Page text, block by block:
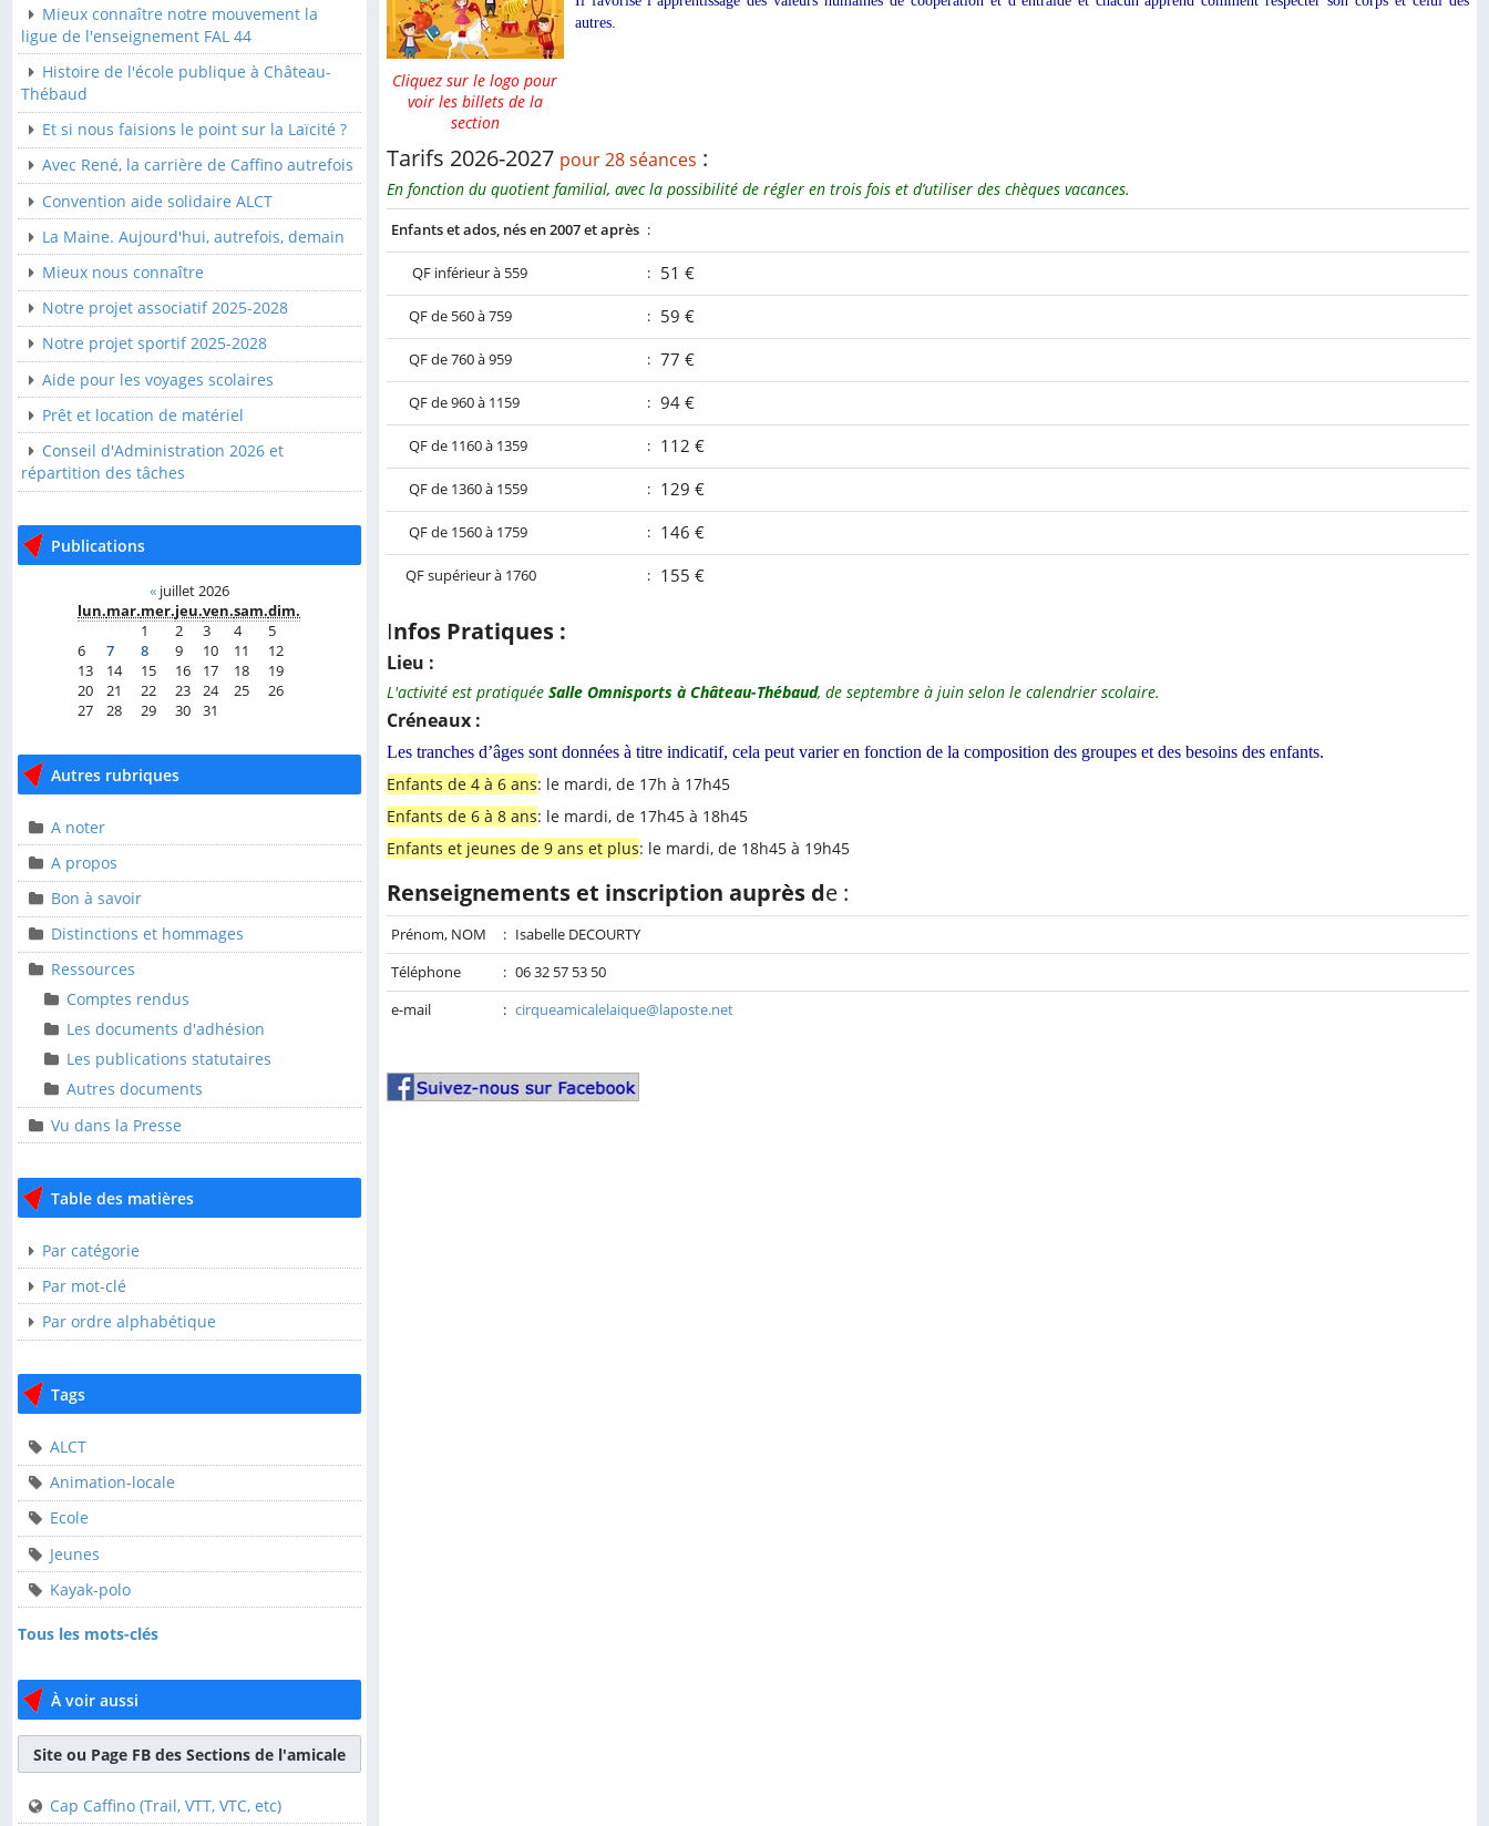
Convention aide solidaire
ALCT
La Maine. Aujourd'hui,
autrefois, demain
Mieux nous connaître
Notre projet associatif
2025-2028
Notre projet sportif 2025-
2028
Aide pour les voyages
scolaires
Prêt et location de
matériel
Conseil d'Administration
2026 et répartition des
tâches
Publications
mer.jeu.ven.sam.dim.
2 3 4
5
11
12
16 17 18
19
23 24 25
26
30 31
Autres rubriques
A noter
A propos
Bon à savoir
Distinctions et
hommages
Ressources
Comptes rendus
Les documents
d'adhésion
Les publications
statutaires
Vu dans la Presse
Table des matières
Par catégorie
Par ordre alphabétique
Tags
ALCT
Animation-locale
Ecole
Jeunes
Tous les mots-clés
Mieux connaître notre mouvement la
ligue de l'enseignement FAL 44
Histoire de l'école publique à Château-
Thébaud
Et si nous faisions le point sur la Laïcité ?
Avec René, la carrière de Caffino autrefois
Convention aide solidaire ALCT
La Maine. Aujourd'hui, autrefois, demain
Mieux nous connaître
Notre projet associatif 2025-2028
Notre projet sportif 2025-2028
Aide pour les voyages scolaires
Prêt et location de matériel
Conseil d'Administration 2026 et
répartition des tâches
Publications
«juillet 2026
lun.mar.mer.jeu.ven.sam.dim.
1
2 3 4
5
6
7 8 9 10 11
12
13
14 15 16 17 18
19
20
21 22 23 24 25
26
27
28 29 30 31
Autres rubriques
A noter
A propos
Bon à savoir
Distinctions et hommages
Ressources
Comptes rendus
Les documents d'adhésion
Les publications statutaires
Autres documents
Vu dans la Presse
Table des matières
Par catégorie
Par mot-clé
Par ordre alphabétique
Tags
ALCT
Animation-locale
Ecole
Jeunes
Kayak-polo
Tous les mots-clés
À voir aussi
Site ou Page FB des Sections de l'amicale
Cap Caffino (Trail, VTT, VTC, etc)
Cliquez sur le logo pour
voir les billets de la
section
autres.
Tarifs 2026-2027 pour 28 séances :
En fonction du quotient familial, avec la possibilité de régler en trois fois et d’utiliser des chèques vacances.
Enfants et ados, nés en 2007 et après :
QF inférieur à 559 : 51 €
QF de 560 à 759 : 59 €
QF de 760 à 959 : 77 €
QF de 960 à 1159 : 94 €
QF de 1160 à 1359 : 112 €
QF de 1360 à 1559 : 129 €
QF de 1560 à 1759 : 146 €
QF supérieur à 1760 : 155 €
Infos Pratiques :
Lieu :
L'activité est pratiquée Salle Omnisports à Château-Thébaud, de septembre à juin selon le calendrier scolaire.
Créneaux :
Les tranches d’âges sont données à titre indicatif, cela peut varier en fonction de la composition des groupes et des besoins des enfants.
Enfants de 4 à 6 ans: le mardi, de 17h à 17h45
Enfants de 6 à 8 ans: le mardi, de 17h45 à 18h45
Enfants et jeunes de 9 ans et plus: le mardi, de 18h45 à 19h45
Renseignements et inscription auprès de :
Prénom, NOM : Isabelle DECOURTY
Téléphone
: 06 32 57 53 50
e-mail
: cirqueamicalelaique@laposte.net